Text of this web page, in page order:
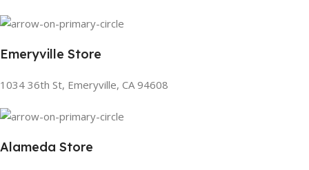
Emeryville Store
1034 36th St, Emeryville, CA 94608
Alameda Store